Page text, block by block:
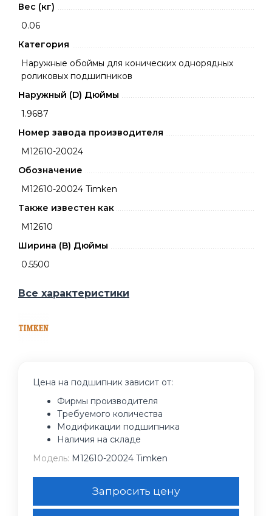
Вес (кг)
0.06
Категория
Наружные обоймы для конических однорядных
роликовых подшипников
Наружный (D) Дюймы
1.9687
Номер завода производителя
M12610-20024
Обозначение
M12610-20024 Timken
Также известен как
M12610
Ширина (B) Дюймы
0.5500
Все характеристики
Цена на подшипник зависит от:
Фирмы производителя
Требуемого количества
Модификации подшипника
Наличия на складе
Модель: M12610-20024 Timken
Запросить цену